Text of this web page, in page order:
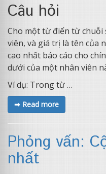
Câu hỏi
Cho một từ điển từ chuỗi
viên, và giá trị là tên của
cao nhất báo cáo cho
dưới của một nhân viên
Ví dụ: Trong từ …
➟ Read more
Phỏng vấn:
nhất